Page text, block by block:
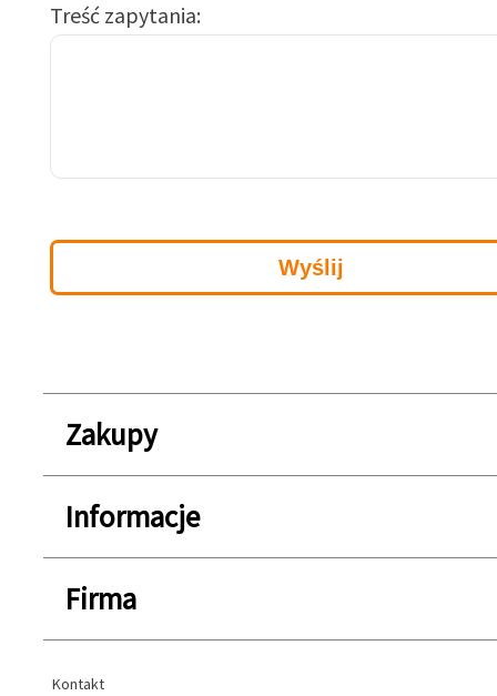
Treść zapytania
Zakupy
Informacje
Firma
Kontakt
Kontakt